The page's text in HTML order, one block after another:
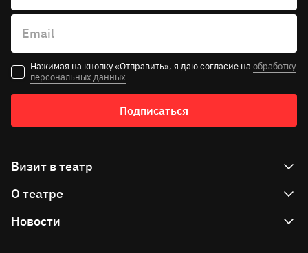
Email
Нажимая на кнопку «Отправить», я даю согласие наобработку
персональных данных
Подписаться
Визит в театр
Как купить билет
Как вернуть билет
О театре
Театр сегодня
Новости